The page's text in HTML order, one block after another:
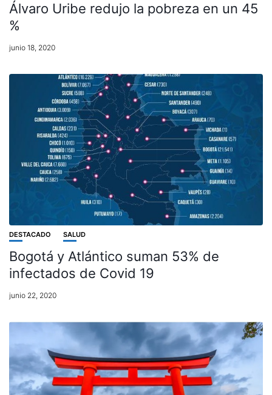
Álvaro Uribe redujo la pobreza en un 45
%
junio 18, 2020
DESTACADO SALUD
Bogotá y Atlántico suman 53% de
infectados de Covid 19
junio 22, 2020